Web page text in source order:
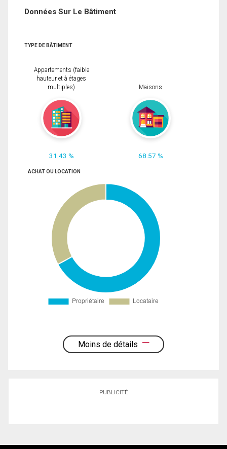
Données Sur Le Bâtiment
TYPE DE BÂTIMENT
Appartements (faible
hauteur et à étages
multiples)
31.43 %
Maisons
68.57 %
ACHAT OU LOCATION
Moins de détails
PUBLICITÉ